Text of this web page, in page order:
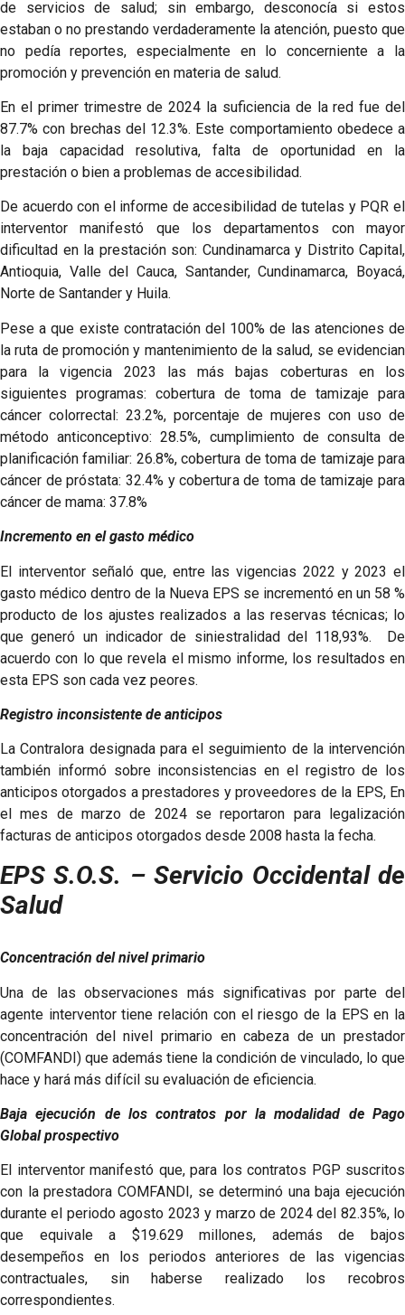
de servicios de salud; sin embargo, desconocía si estos
estaban o no prestando verdaderamente la atención, puesto que
no pedía reportes, especialmente en lo concerniente a la
promoción y prevención en materia de salud.
En el primer trimestre de 2024 la suficiencia de la red fue del
87.7% con brechas del 12.3%. Este comportamiento obedece a
la baja capacidad resolutiva, falta de oportunidad en la
prestación o bien a problemas de accesibilidad.
De acuerdo con el informe de accesibilidad de tutelas y PQR el
interventor manifestó que los departamentos con mayor
dificultad en la prestación son: Cundinamarca y Distrito Capital,
Antioquia, Valle del Cauca, Santander, Cundinamarca, Boyacá,
Norte de Santander y Huila.
Pese a que existe contratación del 100% de las atenciones de
la ruta de promoción y mantenimiento de la salud, se evidencian
para la vigencia 2023 las más bajas coberturas en los
siguientes programas: cobertura de toma de tamizaje para
cáncer colorrectal: 23.2%, porcentaje de mujeres con uso de
método anticonceptivo: 28.5%, cumplimiento de consulta de
planificación familiar: 26.8%, cobertura de toma de tamizaje para
cáncer de próstata: 32.4% y cobertura de toma de tamizaje para
cáncer de mama: 37.8%
Incremento en el gasto médico
El interventor señaló que, entre las vigencias 2022 y 2023 el
gasto médico dentro de la Nueva EPS se incrementó en un 58 %
producto de los ajustes realizados a las reservas técnicas; lo
que generó un indicador de siniestralidad del 118,93%. De
acuerdo con lo que revela el mismo informe, los resultados en
esta EPS son cada vez peores.
Registro inconsistente de anticipos
La Contralora designada para el seguimiento de la intervención
también informó sobre inconsistencias en el registro de los
anticipos otorgados a prestadores y proveedores de la EPS, En
el mes de marzo de 2024 se reportaron para legalización
facturas de anticipos otorgados desde 2008 hasta la fecha.
EPS S.O.S. – Servicio Occidental de
Salud
Concentración del nivel primario
Una de las observaciones más significativas por parte del
agente interventor tiene relación con el riesgo de la EPS en la
concentración del nivel primario en cabeza de un prestador
(COMFANDI) que además tiene la condición de vinculado, lo que
hace y hará más difícil su evaluación de eficiencia.
Baja ejecución de los contratos por la modalidad de Pago
Global prospectivo
El interventor manifestó que, para los contratos PGP suscritos
con la prestadora COMFANDI, se determinó una baja ejecución
durante el periodo agosto 2023 y marzo de 2024 del 82.35%, lo
que equivale a $19.629 millones, además de bajos
desempeños en los periodos anteriores de las vigencias
contractuales, sin haberse realizado los recobros
correspondientes.